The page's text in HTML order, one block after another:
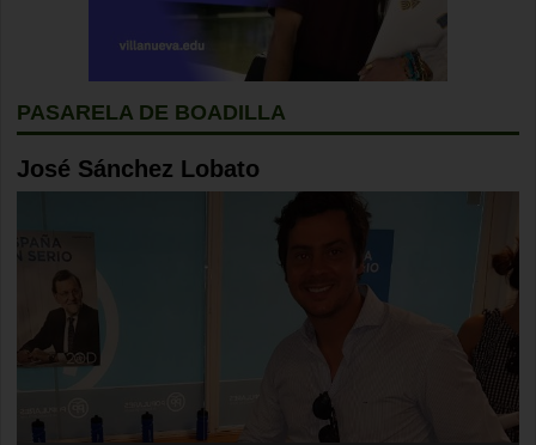
PASARELA DE BOADILLA
José Sánchez Lobato